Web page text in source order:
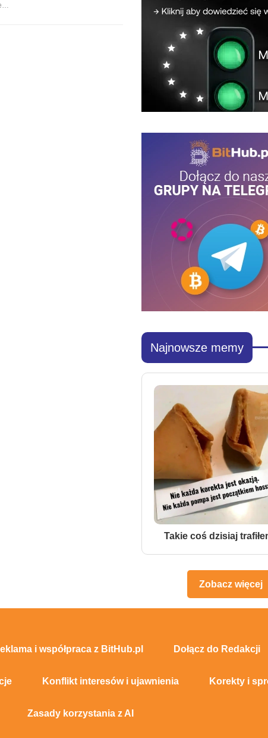
Najnowsze memy
Takie coś dzisiaj
Zobacz więcej
i współpraca z BitHub.pl Dołącz do Redakcji
Konflikt interesów i ujawnienia Korekty i
Zasady korzystania z AI